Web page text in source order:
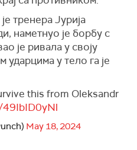
тренера Јурија
наметнуо је борбу с
је ривала у своју
ударцима у тело га је
this from Oleksandr
May 18, 2024